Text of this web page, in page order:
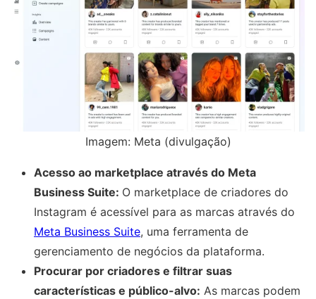
Imagem: Meta (divulgação)
Acesso ao marketplace através do Meta
Business Suite: O marketplace de criadores do
Instagram é acessível para as marcas através do
Meta Business Suite, uma ferramenta de
gerenciamento de negócios da plataforma.
Procurar por criadores e filtrar suas
características e público-alvo: As marcas podem